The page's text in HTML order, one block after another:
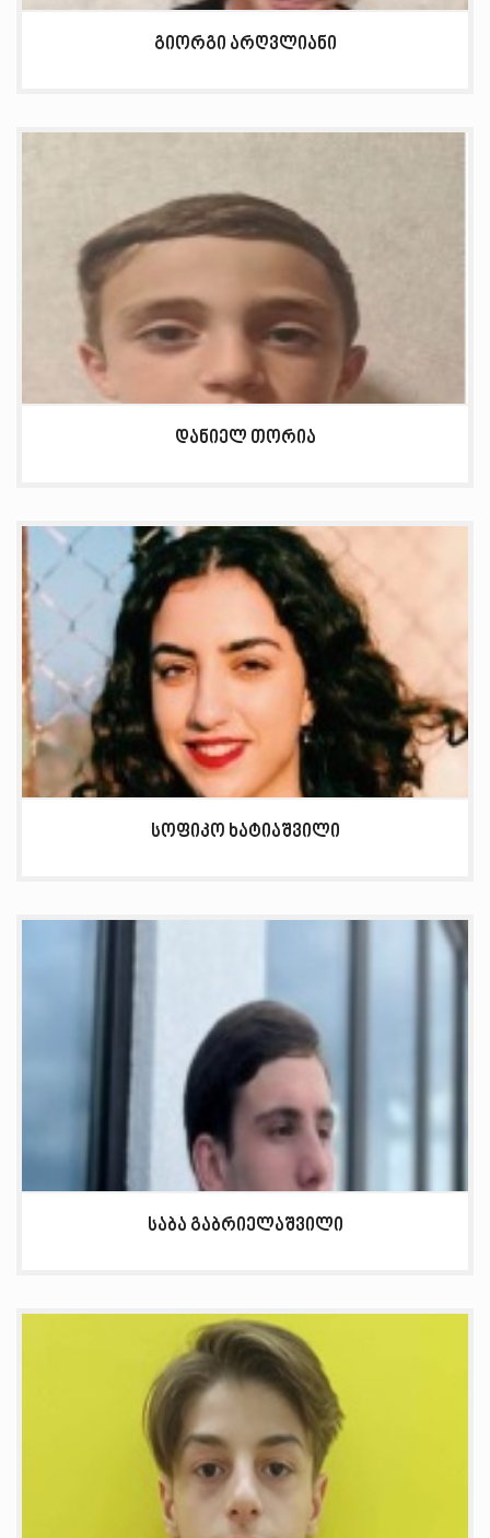
გიორგი არღვლიანი
დანიელ თორია
სოფიკო ხატიაშვილი
საბა გაბრიელაშვილი